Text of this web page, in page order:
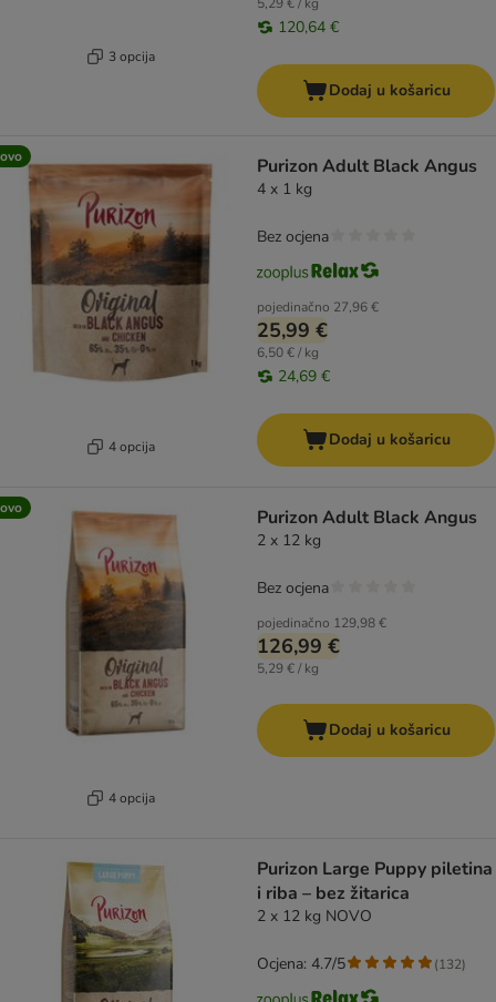
3 opcija
120,64 €
Dodaj u košaricu
4 opcija
Purizon Adult Black Angus
4 x 1 kg
pojedinačno 27,96 €
25,99 €
6,50 € / kg
24,69 €
Bez ocjena
Dodaj u košaricu
4 opcija
Purizon Adult Black Angus
2 x 12 kg
pojedinačno 129,98 €
126,99 €
5,29 € / kg
Bez ocjena
Dodaj u košaricu
Purizon Large Puppy piletina
i riba – bez žitarica
2 x 12 kg NOVO
Ocjena: 4.7/5 (132)